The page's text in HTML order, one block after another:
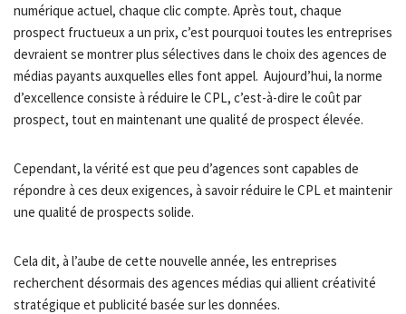
numérique actuel, chaque clic compte. Après tout, chaque
prospect fructueux a un prix, c’est pourquoi toutes les entreprises
devraient se montrer plus sélectives dans le choix des agences de
médias payants auxquelles elles font appel. Aujourd’hui, la norme
d’excellence consiste à réduire le CPL, c’est-à-dire le coût par
prospect, tout en maintenant une qualité de prospect élevée.
Cependant, la vérité est que peu d’agences sont capables de
répondre à ces deux exigences, à savoir réduire le CPL et maintenir
une qualité de prospects solide.
Cela dit, à l’aube de cette nouvelle année, les entreprises
recherchent désormais des agences médias qui allient créativité
stratégique et publicité basée sur les données.